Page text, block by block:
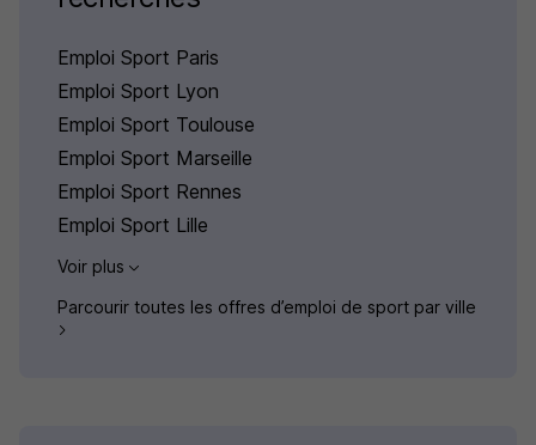
Emploi Sport Paris
Emploi Sport Lyon
Emploi Sport Toulouse
Emploi Sport Marseille
Emploi Sport Rennes
Emploi Sport Lille
Voir plus
Parcourir toutes les offres d’emploi de sport par ville